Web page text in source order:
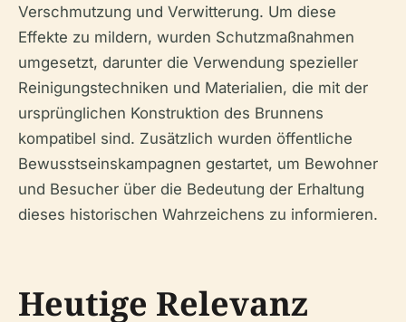
Verschmutzung und Verwitterung. Um diese
Effekte zu mildern, wurden Schutzmaßnahmen
umgesetzt, darunter die Verwendung spezieller
Reinigungstechniken und Materialien, die mit der
ursprünglichen Konstruktion des Brunnens
kompatibel sind. Zusätzlich wurden öffentliche
Bewusstseinskampagnen gestartet, um Bewohner
und Besucher über die Bedeutung der Erhaltung
dieses historischen Wahrzeichens zu informieren.
Heutige Relevanz